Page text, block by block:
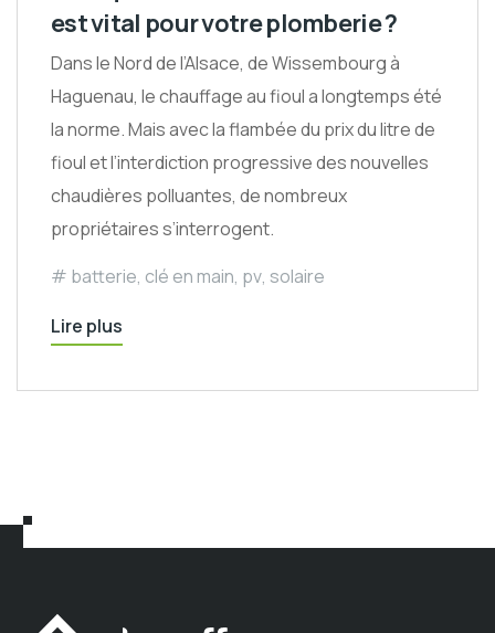
est vital pour votre plomberie ?
Dans le Nord de l’Alsace, de Wissembourg à
Haguenau, le chauffage au fioul a longtemps été
la norme. Mais avec la flambée du prix du litre de
fioul et l’interdiction progressive des nouvelles
chaudières polluantes, de nombreux
propriétaires s’interrogent.
batterie, clé en main, pv, solaire
Lire plus